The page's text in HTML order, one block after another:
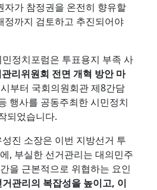
자가 참정권을 온전히 향유할
정까지 검토하고 추진되어야
정치포럼은 투표용지 부족 사
관리위원회 전면 개혁 방안 마
부터 국회의원회관 제8간담
행사를 공동주최한 시민정치
되었습니다.
진 소장은 이번 지방선거 투
, 부실한 선거관리는 대의민주
을 근본적으로 위협하는 요인
관리의 복잡성을 높이고, 이